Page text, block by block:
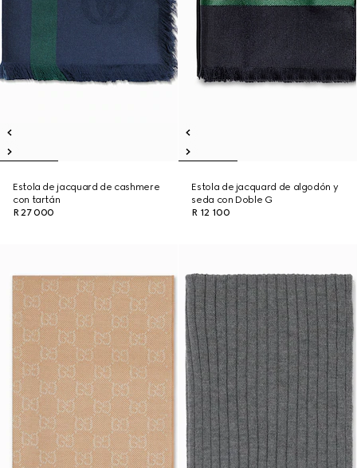
Estola de jacquard de cashmere
con tartán
R 27 000
Estola de jacquard de algodón y
seda con Doble G
R 12 100